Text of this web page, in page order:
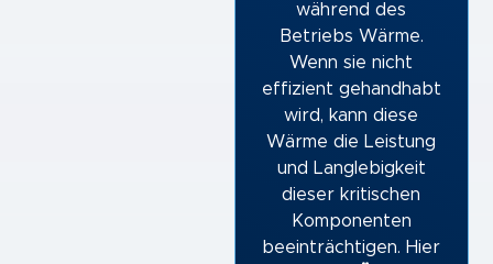
während des
Betriebs Wärme.
Wenn sie nicht
effizient gehandhabt
wird, kann diese
Wärme die Leistung
und Langlebigkeit
dieser kritischen
Komponenten
beeinträchtigen. Hier